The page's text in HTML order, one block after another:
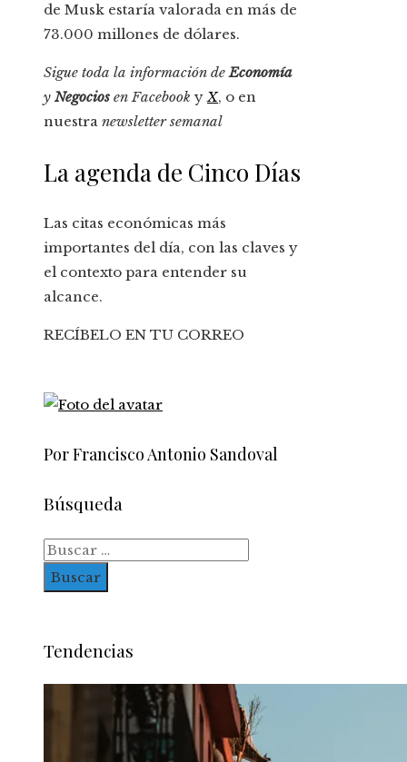
de Musk estaría valorada en más de
73.000 millones de dólares.
Sigue toda la información deEconomía
y Negocios enFacebook yX, o en
nuestra newsletter semanal
La agenda de Cinco Días
Las citas económicas más
importantes del día, con las claves y
el contexto para entender su
alcance.
RECÍBELO EN TU CORREO
Por Francisco Antonio Sandoval
Búsqueda
Buscar:
Tendencias